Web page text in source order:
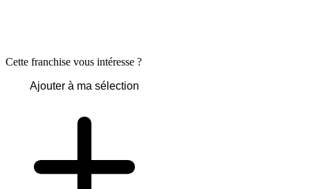
Cette franchise vous intéresse ?
Ajouter à ma sélection